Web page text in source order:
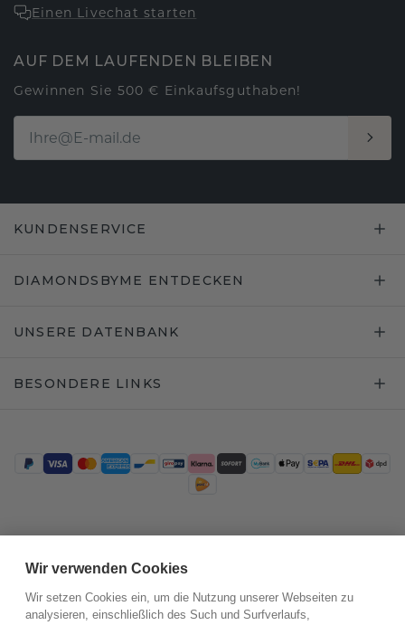
Einen Livechat starten
AUF DEM LAUFENDEN BLEIBEN
Gewinnen Sie 500 € Einkaufsguthaben!
KUNDENSERVICE
DIAMONDSBYME ENTDECKEN
UNSERE DATENBANK
BESONDERE LINKS
Wir verwenden Cookies
Wir setzen Cookies ein, um die Nutzung unserer Webseiten zu
analysieren, einschließlich des Such und Surfverlaufs,